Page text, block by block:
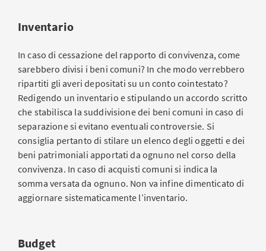
Inventario
In caso di cessazione del rapporto di convivenza, come
sarebbero divisi i beni comuni? In che modo verrebbero
ripartiti gli averi depositati su un conto cointestato?
Redigendo un inventario e stipulando un accordo scritto
che stabilisca la suddivisione dei beni comuni in caso di
separazione si evitano eventuali controversie. Si
consiglia pertanto di stilare un elenco degli oggetti e dei
beni patrimoniali apportati da ognuno nel corso della
convivenza. In caso di acquisti comuni si indica la
somma versata da ognuno. Non va infine dimenticato di
aggiornare sistematicamente l’inventario.
Budget